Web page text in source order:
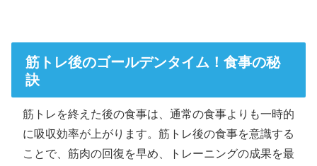
筋トレ後のゴールデンタイム！食事の秘
訣
筋トレを終えた後の食事は、通常の食事よりも一時的
に吸収効率が上がります。筋トレ後の食事を意識する
ことで、筋肉の回復を早め、トレーニングの成果を最